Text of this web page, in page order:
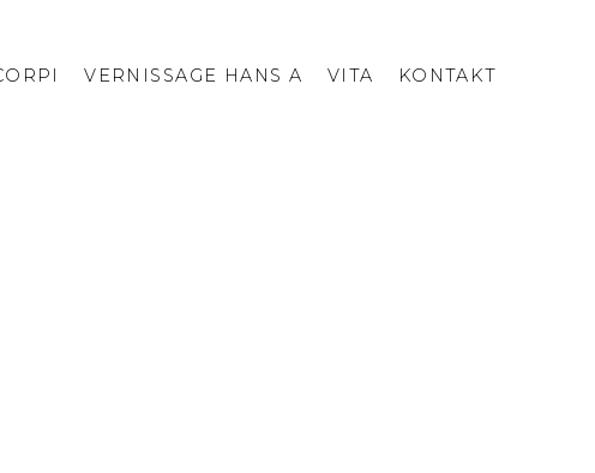
VERNISSAGE HANS A VITA KONTAKT